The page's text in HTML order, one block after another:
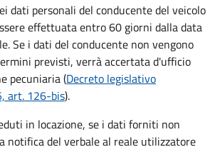
dati personali del conducente del veicolo
effettuata entro 60 giorni dalla data
Se i dati del conducente non vengono
previsti, verrà accertata d'ufficio
pecuniaria (Decreto legislativo
art. 126-bis).
in locazione, se i dati forniti non
notifica del verbale al reale utilizzatore